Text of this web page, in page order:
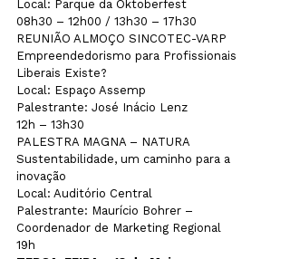
Local: Parque da Oktoberfest
08h30 – 12h00 / 13h30 – 17h30
REUNIÃO ALMOÇO SINCOTEC-VARP
Empreendedorismo para Profissionais
Liberais Existe?
Local: Espaço Assemp
Palestrante: José Inácio Lenz
12h – 13h30
PALESTRA MAGNA – NATURA
Sustentabilidade, um caminho para a
inovação
Local: Auditório Central
Palestrante: Maurício Bohrer –
Coordenador de Marketing Regional
19h